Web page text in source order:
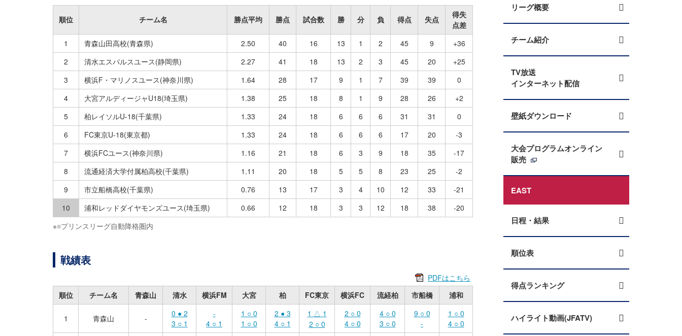
順位 チーム名 勝点平均 勝点 試合数 勝 分 負 得点 失点
得失
点差
1
青森山田高校(青森県) 2.50 40 16 13 1 2 45 9
+36
2
清水エスパルスユース(静岡県) 2.27 41 18 13 2 3 45 20
+25
3
横浜F・マリノスユース(神奈川県) 1.64 28 17 9 1 7 39 39
0
4
大宮アルディージャU18(埼玉県) 1.38 25 18 8 1 9 28 26
+2
5
柏レイソルU-18(千葉県) 1.33 24 18 6 6 6 31 31
0
6
FC東京U-18(東京都) 1.33 24 18 6 6 6 17 20
-3
7
横浜FCユース(神奈川県) 1.16 21 18 6 3 9 18 35
-17
8
流通経済大学付属柏高校(千葉県) 1.11 20 18 5 5 8 23 25
-2
9
市立船橋高校(千葉県) 0.76 13 17 3 4 10 12 33
-21
10
浦和レッドダイヤモンズユース(埼玉県) 0.66 12 18 3 3 12 18 38
-20
※■プリンスリーグ自動降格圏内
戦績表
PDFはこちら
順位
チーム名 青森山 清水 横浜FM 大宮 柏 FC東京 横浜FC 流経柏 市船橋 浦和
1 青森山 -
0 ● 2
3 ○ 1
-
4 ○ 1
1 ○ 0
1 ○ 0
2 ● 3
4 ○ 1
1 △ 1
2 ○ 0
2 ○ 0
4 ○ 0
4 ○ 0
3 ○ 0
9 ○ 0
-
1 ○ 0
4 ○ 0
リーグ概要
チーム紹介
TV放送
インターネット配信
壁紙ダウンロード
大会プログラムオンライン
販売
EAST
日程・結果
順位表
得点ランキング
ハイライト動画(JFATV)